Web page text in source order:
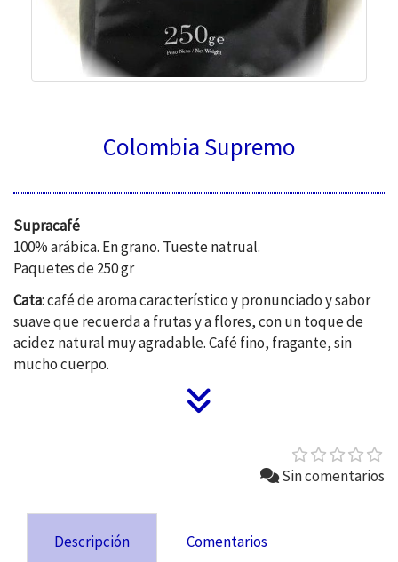
Colombia Supremo
Supracafé
100% arábica. En grano. Tueste natrual.
Paquetes de 250 gr
Cata: café de aroma característico y pronunciado y sabor
suave que recuerda a frutas y a flores, con un toque de
acidez natural muy agradable. Café fino, fragante, sin
mucho cuerpo.
Sin comentarios
Descripción Comentarios